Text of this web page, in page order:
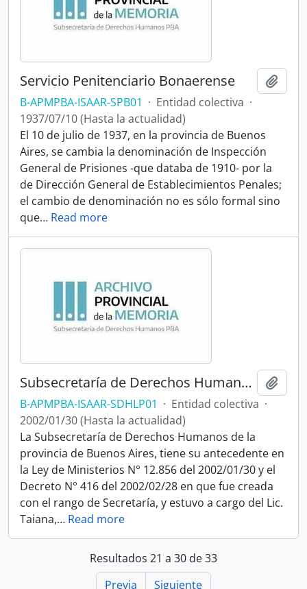
Servicio Penitenciario Bonaerense
B-APMPBA-ISAAR-SPB01 · Entidad colectiva ·
1937/07/10 (Hasta la actualidad)
El 10 de julio de 1937, en la provincia de Buenos
Aires, se cambia la denominación de Inspección
General de Prisiones -que databa de 1910- por la
de Dirección General de Establecimientos Penales;
el cambio de denominación no es sólo formal sino
que… Read more
Subsecretaría de Derechos Humanos de la Provincia de Buenos Aires
B-APMPBA-ISAAR-SDHLP01 · Entidad colectiva ·
2002/01/30 (Hasta la actualidad)
La Subsecretaría de Derechos Humanos de la
provincia de Buenos Aires, tiene su antecedente en
la Ley de Ministerios N° 12.856 del 2002/01/30 y el
Decreto N° 416 del 2002/02/28 en que fue creada
con el rango de Secretaría, y estuvo a cargo del Lic.
Taiana,… Read more
Resultados 21 a 30 de 33
Previa
Siguiente